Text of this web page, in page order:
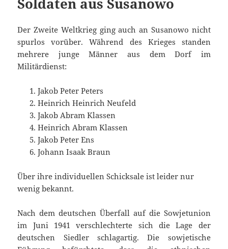
Der Zweite Weltkrieg ging auch an Susanowo nicht
spurlos vorüber. Während des Krieges standen
mehrere junge Männer aus dem Dorf im
Militärdienst:
Jakob Peter Peters
Heinrich Heinrich Neufeld
Jakob Abram Klassen
Heinrich Abram Klassen
Jakob Peter Ens
Johann Isaak Braun
Über ihre individuellen Schicksale ist leider nur
wenig bekannt.
Nach dem deutschen Überfall auf die Sowjetunion
im Juni 1941 verschlechterte sich die Lage der
deutschen Siedler schlagartig. Die sowjetische